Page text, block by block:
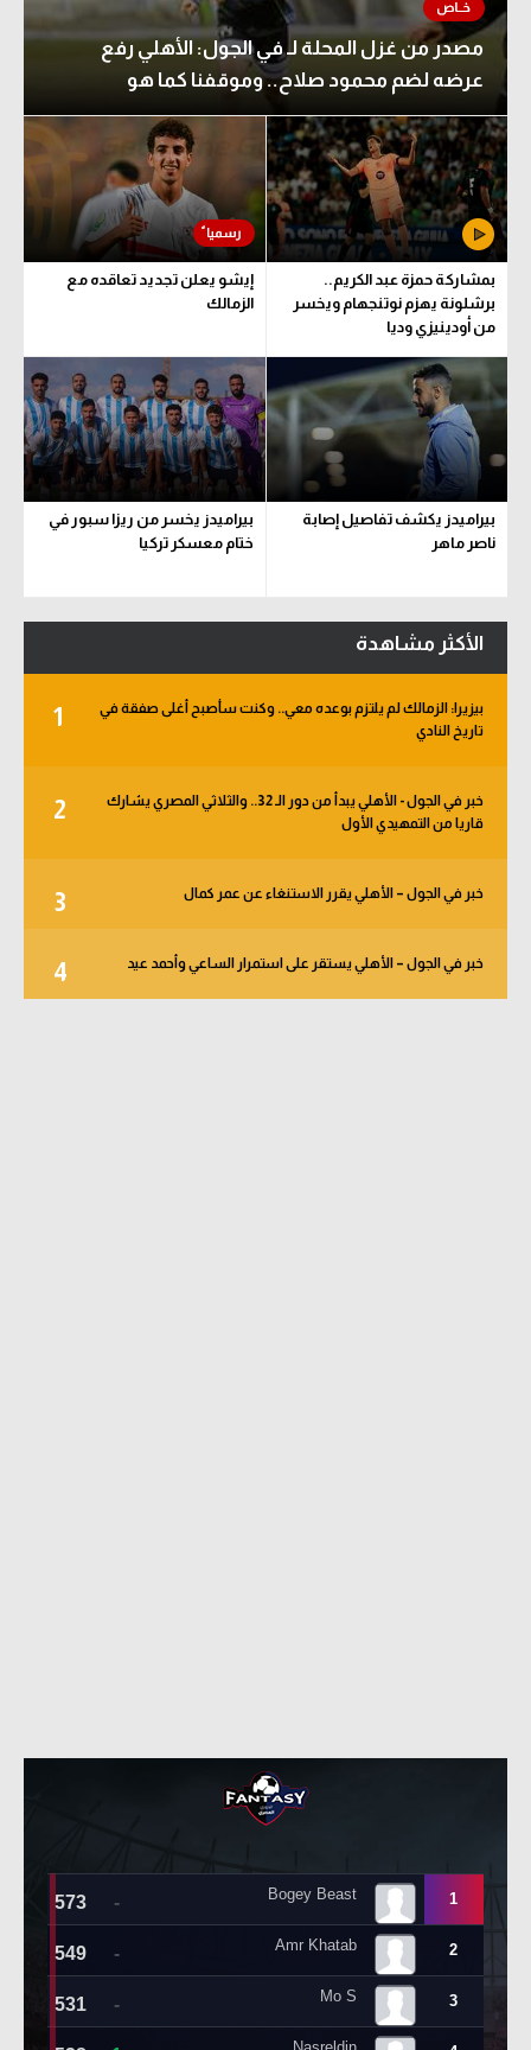
مصدر من غزل المحلة لـ في الجول: الأهلي رفع
عرضه لضم محمود صلاح.. وموقفنا كما هو
بمشاركة حمزة عبد الكريم..
برشلونة يهزم نوتنجهام ويخسر
من أودينيزي وديا
إيشو يعلن تجديد تعاقده مع
الزمالك
بيراميدز يكشف تفاصيل إصابة
ناصر ماهر
بيراميدز يخسر من ريزا سبور في
ختام معسكر تركيا
الأكثر مشاهدة
1
بيزيرا: الزمالك لم يلتزم بوعده معي.. وكنت سأصبح أغلى صفقة في
تاريخ النادي
2
خبر في الجول - الأهلي يبدأ من دور الـ 32.. والثلاثي المصري يشارك
قاريا من التمهيدي الأول
3 خبر في الجول – الأهلي يقرر الاستنغاء عن عمر كمال
4 خبر في الجول – الأهلي يستقر على استمرار الساعي وأحمد عيد